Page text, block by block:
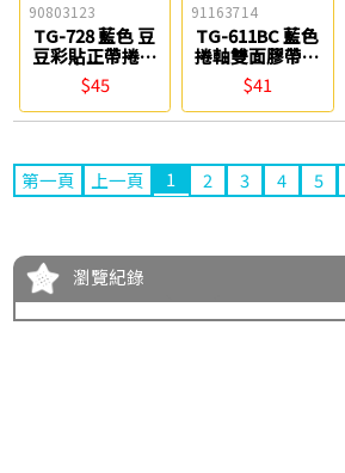
90803123
TG-728 藍色 豆
豆彩貼正帶捲軸
雙面膠帶 8.4mm
PLUS
$45
91163714
TG-611BC 藍色
捲軸雙面膠帶替
帶(37-929) PLUS
$41
第一頁 上一頁 1 2 3 4 5
瀏覽紀錄